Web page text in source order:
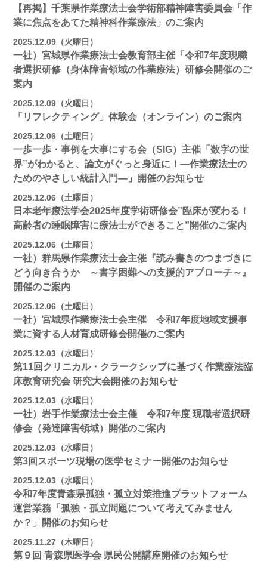
【再掲】千葉県作業療法士会学術部精神障害委員会「作
業に焦点をあてた精神科作業療法」のご案内
2025.12.09（火曜日）
一社）宮城県作業療法士会教育部主催「令和7年度現職
者選択研修（身体障害領域の作業療法）研修会開催のご
案内
2025.12.09（火曜日）
「リフレクティング」体験会（オンライン）のご案内
2025.12.06（土曜日）
一歩一歩・事例を大事にする会（SIG）主催「数字の世
界”がわかると、論文がぐっと身近に！―作業療法士の
ためのやさしい統計入門―」開催のお知らせ
2025.12.06（土曜日）
日本老年療法学会2025年度学術研修会”臨床が変わる！
高齢者の睡眠障害に療法士ができること”開催のご案内
2025.12.06（土曜日）
一社）群馬県作業療法士会主催『読み書きのつまづきに
どう向き合うか ～書字困難への支援的アプローチ～』
開催のご案内
2025.12.06（土曜日）
一社）宮城県作業療法士会主催 令和7年度地域支援事
業に資する人材育成研修会開催のご案内
2025.12.03（水曜日）
第11回クリニカル・クラークシップに基づく作業療法臨
床教育研究会 研究大会開催のお知らせ
2025.12.03（水曜日）
一社）岩手作業療法士会主催 令和7年度 現職者選択研
修会（発達障害領域）開催のご案内
2025.12.03（水曜日）
第3回スポーツ現場の医学セミナー開催のお知らせ
2025.12.03（水曜日）
令和7年度青森県孤独・孤立対策推進プラットフォーム
運営業務「孤独・孤立問題について考えてみません
か？」開催のお知らせ
2025.11.27（木曜日）
第９回 青森県医学会 県民公開講座開催のお知らせ